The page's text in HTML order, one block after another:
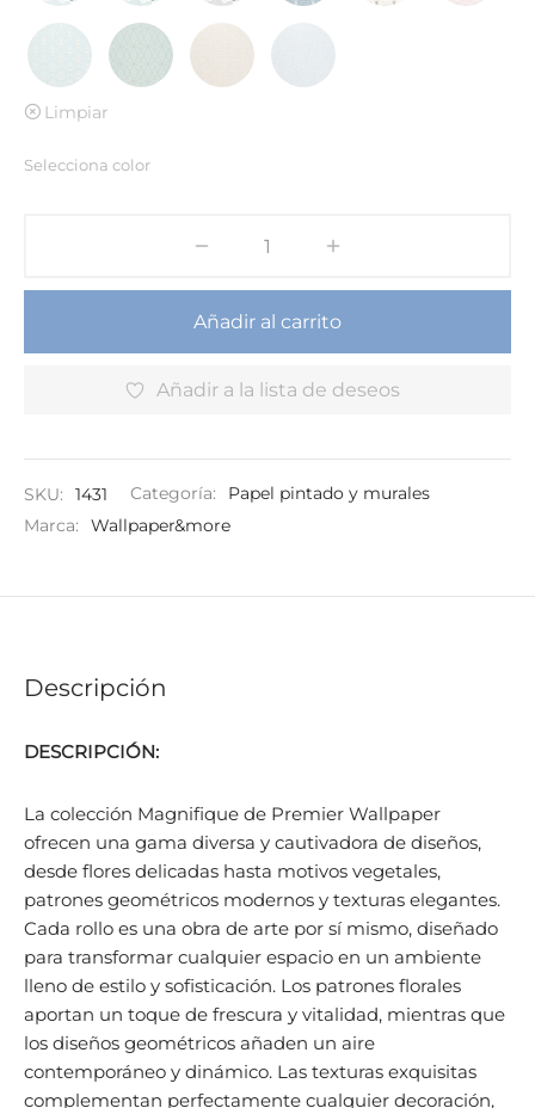
Limpiar
Selecciona color
Añadir al carrito
Añadir a la lista de deseos
SKU: 1431 Categoría:
Papel pintado y murales
Marca:
Wallpaper&more
Descripción
DESCRIPCIÓN:
La colección Magnifique de Premier Wallpaper
ofrecen una gama diversa y cautivadora de diseños,
desde flores delicadas hasta motivos vegetales,
patrones geométricos modernos y texturas elegantes.
Cada rollo es una obra de arte por sí mismo, diseñado
para transformar cualquier espacio en un ambiente
lleno de estilo y sofisticación. Los patrones florales
aportan un toque de frescura y vitalidad, mientras que
los diseños geométricos añaden un aire
contemporáneo y dinámico. Las texturas exquisitas
complementan perfectamente cualquier decoración,